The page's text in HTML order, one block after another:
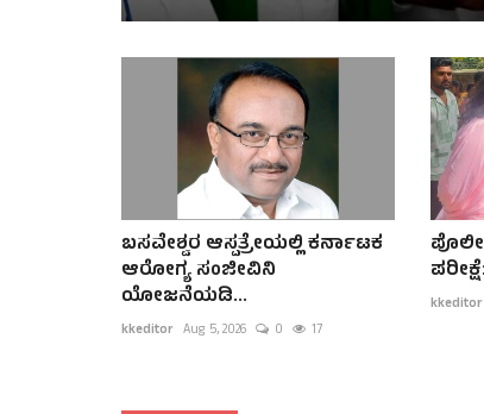
ಬಸವೇಶ್ವರ ಆಸ್ಪತ್ರೇಯಲ್ಲಿ ಕರ್ನಾಟಕ
ಆರೋಗ್ಯ ಸಂಜೀವಿನಿ
ಯೋಜನೆಯಡಿ...
kkeditor Aug 5, 2026 0 17
kkeditor